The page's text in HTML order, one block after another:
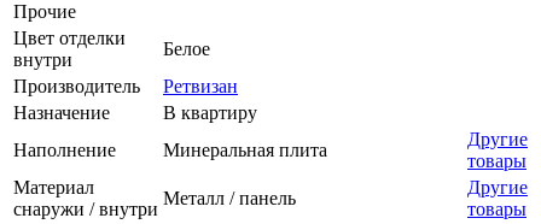
Прочие
Цвет отделки
внутри
Белое
Производитель
Ретвизан
Назначение
В квартиру
Наполнение
Минеральная плита
Другие
товары
Материал
снаружи / внутри
Металл / панель
Другие
товары